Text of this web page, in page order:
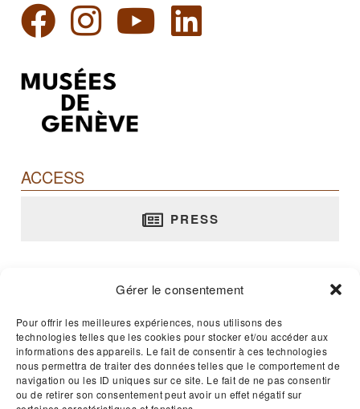
Gérer le consentement
Pour offrir les meilleures expériences, nous utilisons des
technologies telles que les cookies pour stocker et/ou accéder aux
informations des appareils. Le fait de consentir à ces technologies
nous permettra de traiter des données telles que le comportement de
navigation ou les ID uniques sur ce site. Le fait de ne pas consentir
ou de retirer son consentement peut avoir un effet négatif sur
ACCESS
PRESS
rue Jean-Calvin, 10 - 1204 Genève
T. +41 22 312 02 70
E-mail :musee@barbier-mueller.ch
Open 365 days a year - 11am to 5pm